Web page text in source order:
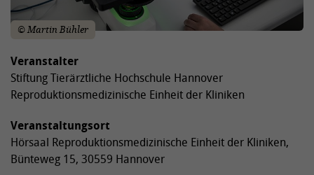
© Martin Bühler
Veranstalter
Stiftung Tierärztliche Hochschule Hannover
Reproduktionsmedizinische Einheit der Kliniken
Veranstaltungsort
Hörsaal Reproduktionsmedizinische Einheit der Kliniken,
Bünteweg 15, 30559 Hannover